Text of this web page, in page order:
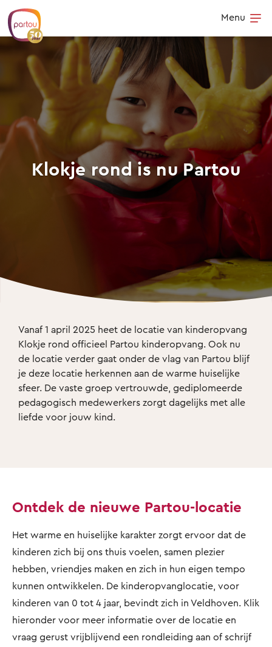
Skip to content
Menu
Klokje rond is nu Partou
Vanaf 1 april 2025 heet de locatie van kinderopvang
Klokje rond officieel Partou kinderopvang. Ook nu
de locatie verder gaat onder de vlag van Partou blijf
je deze locatie herkennen aan de warme huiselijke
sfeer. De vaste groep vertrouwde, gediplomeerde
pedagogisch medewerkers zorgt dagelijks met alle
liefde voor jouw kind.
Ontdek de nieuwe Partou-locatie
Het warme en huiselijke karakter zorgt ervoor dat de
kinderen zich bij ons thuis voelen, samen plezier
hebben, vriendjes maken en zich in hun eigen tempo
kunnen ontwikkelen. De kinderopvanglocatie, voor
kinderen van 0 tot 4 jaar, bevindt zich in Veldhoven. Klik
hieronder voor meer informatie over de locatie en
vraag gerust vrijblijvend een rondleiding aan of schrijf